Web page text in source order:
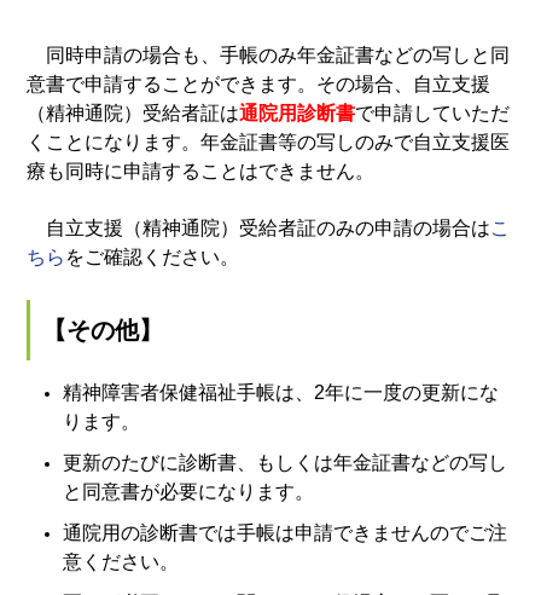
同時申請の場合も、手帳のみ年金証書などの写しと同
意書で申請することができます。その場合、自立支援
（精神通院）受給者証は通院用診断書で申請していただ
くことになります。年金証書等の写しのみで自立支援医
療も同時に申請することはできません。
自立支援（精神通院）受給者証のみの申請の場合はこ
ちら をご確認ください。
【その他】
精神障害者保健福祉手帳は、2年に一度の更新にな
ります。
更新のたびに診断書、もしくは年金証書などの写し
と同意書が必要になります。
通院用の診断書では手帳は申請できませんのでご注
意ください。